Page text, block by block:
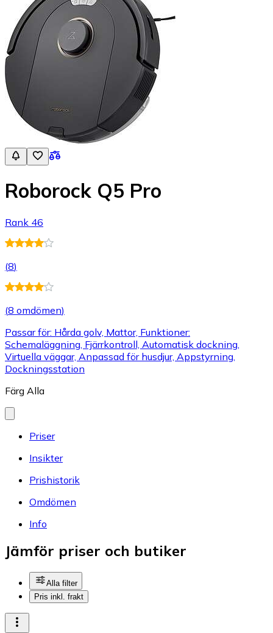
Roborock Q5 Pro
Rank 46
(8)
(8 omdömen)
Passar för: Hårda golv, Mattor, Funktioner:
Schemaläggning, Fjärrkontroll, Automatisk dockning,
Virtuella väggar, Anpassad för husdjur, Appstyrning,
Dockningsstation
Färg Alla
Priser
Insikter
Prishistorik
Omdömen
Info
Jämför priser och butiker
Alla filter
Pris inkl. frakt